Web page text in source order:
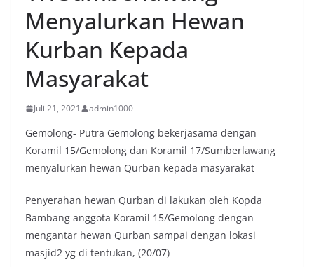
Menyalurkan Hewan
Kurban Kepada
Masyarakat
Juli 21, 2021 admin1000
Gemolong- Putra Gemolong bekerjasama dengan
Koramil 15/Gemolong dan Koramil 17/Sumberlawang
menyalurkan hewan Qurban kepada masyarakat
Penyerahan hewan Qurban di lakukan oleh Kopda
Bambang anggota Koramil 15/Gemolong dengan
mengantar hewan Qurban sampai dengan lokasi
masjid2 yg di tentukan, (20/07)